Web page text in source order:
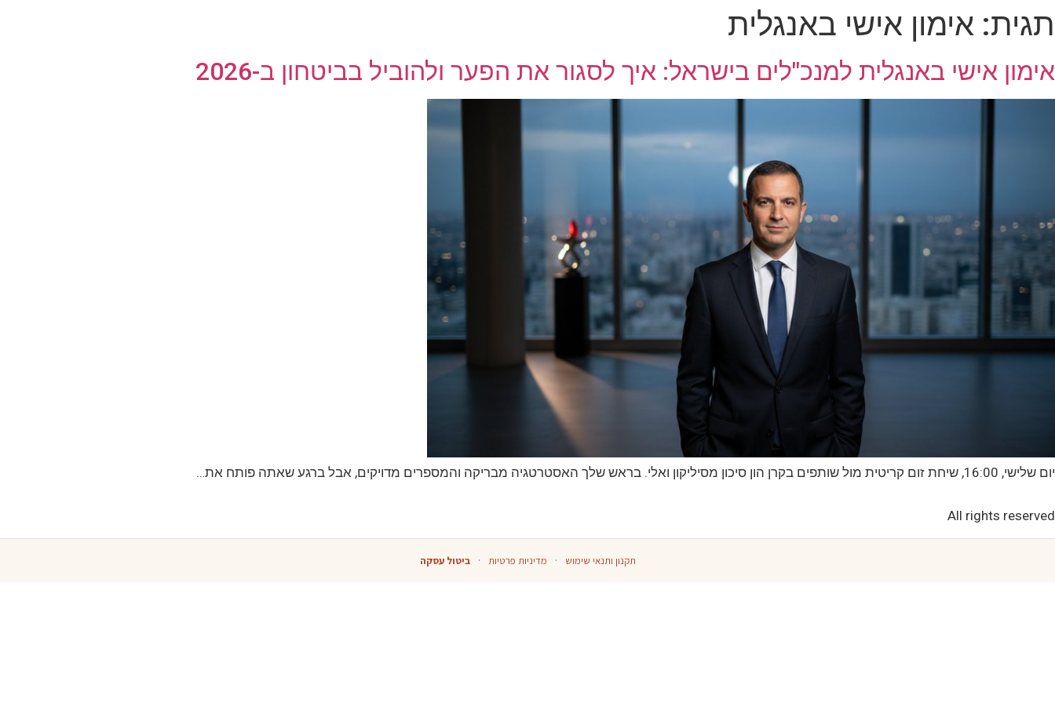
תגית: אימון אישי באנגלית
אימון אישי באנגלית למנכ"לים בישראל: איך לסגור את הפער ולהוביל בביטחון ב-2026
יום שלישי, 16:00, שיחת זום קריטית מול שותפים בקרן הון סיכון מסיליקון ואלי. בראש שלך האסטרטגיה מבריקה והמספרים מדויקים, אבל ברגע שאתה פותח את…
All rights reserved
תקנון ותנאי שימוש · מדיניות פרטיות · ביטול עסקה